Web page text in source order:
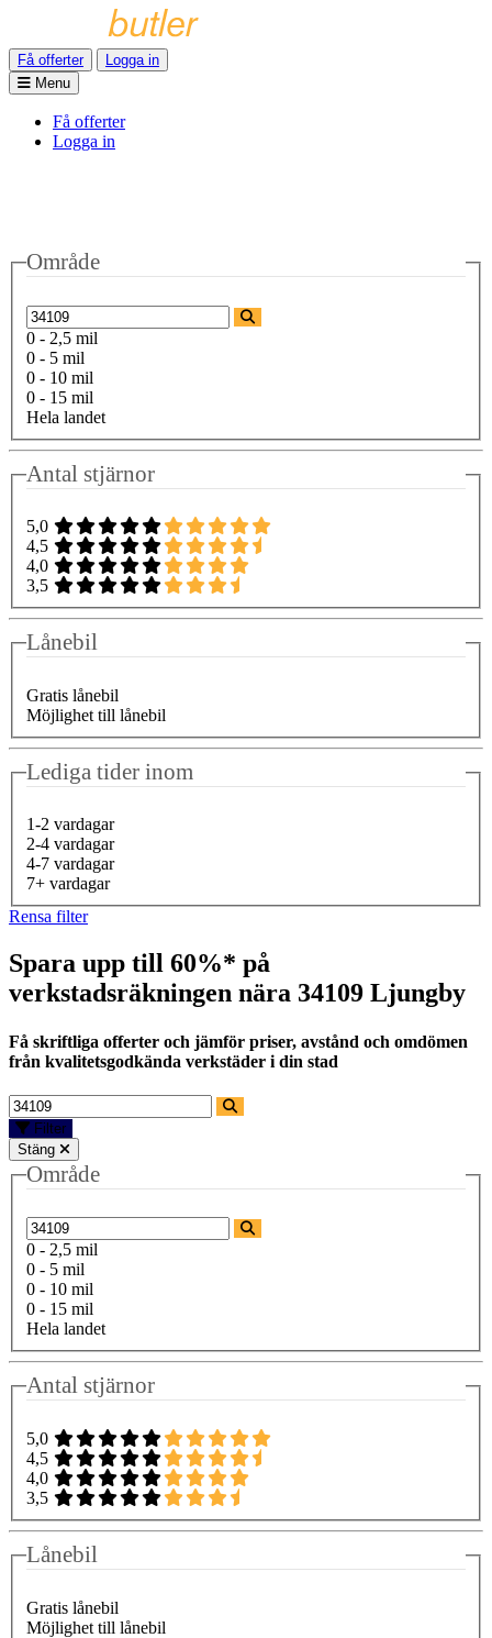
Få offerter
Logga in
Menu
Få offerter
Logga in
Område
0 - 2,5 mil
0 - 5 mil
0 - 10 mil
0 - 15 mil
Hela landet
Antal stjärnor
5,0
4,5
4,0
3,5
Lånebil
Gratis lånebil
Möjlighet till lånebil
Lediga tider inom
1-2 vardagar
2-4 vardagar
4-7 vardagar
7+ vardagar
Rensa filter
Spara upp till 60%* på
verkstadsräkningen nära 34109 Ljungby
Få skriftliga offerter och jämför priser, avstånd och omdömen
från kvalitetsgodkända verkstäder i din stad
Filter
Stäng
Område
0 - 2,5 mil
0 - 5 mil
0 - 10 mil
0 - 15 mil
Hela landet
Antal stjärnor
5,0
4,5
4,0
3,5
Lånebil
Gratis lånebil
Möjlighet till lånebil